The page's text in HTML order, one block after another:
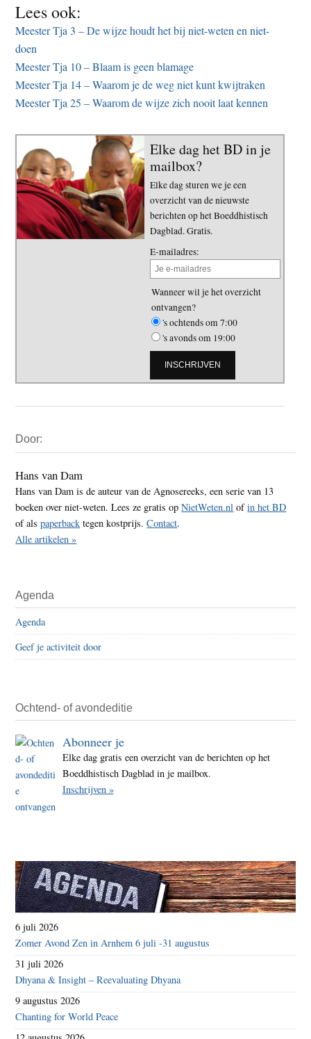
Lees ook:
Meester Tja 3 – De wijze houdt het bij niet-weten en niet-
doen
Meester Tja 10 – Blaam is geen blamage
Meester Tja 14 – Waarom je de weg niet kunt kwijtraken
Meester Tja 25 – Waarom de wijze zich nooit laat kennen
Elke dag het BD in je
mailbox?
Elke dag sturen we je een
overzicht van de nieuwste
berichten op het Boeddhistisch
Dagblad. Gratis.
E-mailadres:
Wanneer wil je het overzicht
ontvangen?
's ochtends om 7:00
's avonds om 19:00
Sidebar
Door:
Hans van Dam
Hans van Dam is de auteur van de Agnosereeks, een serie van 13
boeken over niet-weten. Lees ze gratis opNietWeten.nl ofin het BD
of alspaperback tegen kostprijs.Contact.
Alle artikelen »
Agenda
Agenda
Geef je activiteit door
Ochtend- of avondeditie
Abonneer je
Elke dag gratis een overzicht van de berichten op het
Boeddhistisch Dagblad in je mailbox.
Inschrijven »
6 juli 2026
Zomer Avond Zen in Arnhem 6 juli -31 augustus
31 juli 2026
Dhyana & Insight – Reevaluating Dhyana
9 augustus 2026
Chanting for World Peace